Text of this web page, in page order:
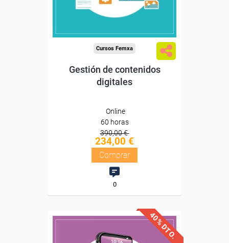
Cursos Femxa
Gestión de contenidos
digitales
Online
60 horas
390,00 €
234,00 €
Comprar
0
40% DTO.